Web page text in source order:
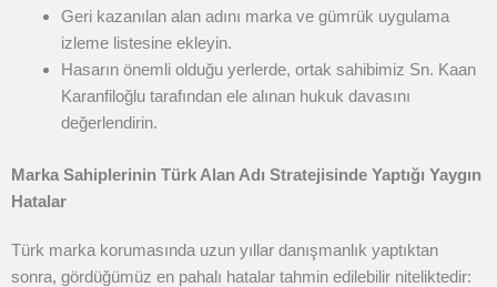
Geri kazanılan alan adını marka ve gümrük uygulama
izleme listesine ekleyin.
Hasarın önemli olduğu yerlerde, ortak sahibimiz Sn. Kaan
Karanfiloğlu tarafından ele alınan hukuk davasını
değerlendirin.
Marka Sahiplerinin Türk Alan Adı Stratejisinde Yaptığı Yaygın
Hatalar
Türk marka korumasında uzun yıllar danışmanlık yaptıktan
sonra, gördüğümüz en pahalı hatalar tahmin edilebilir niteliktedir: